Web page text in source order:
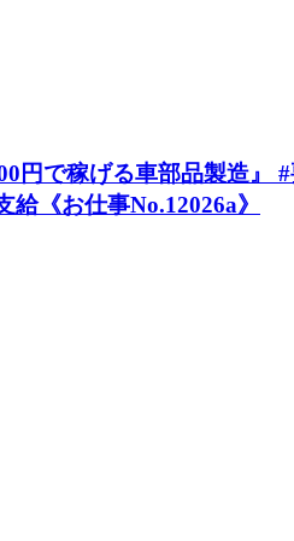
で稼げる車部品製造』
《お仕事No.12026a》